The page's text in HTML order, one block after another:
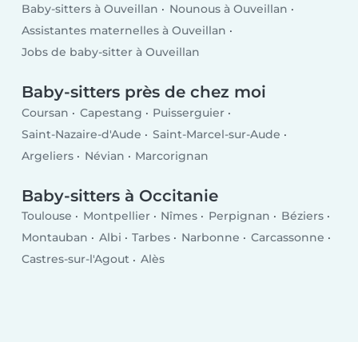
Baby-sitters à Ouveillan
Nounous à Ouveillan
Assistantes maternelles à Ouveillan
Jobs de baby-sitter à Ouveillan
Baby-sitters près de chez moi
Coursan Capestang
Puisserguier
Saint-Nazaire-d'Aude
Saint-Marcel-sur-Aude
Argeliers
Névian Marcorignan
Baby-sitters à Occitanie
Toulouse Montpellier Nîmes Perpignan
Béziers
Montauban
Albi Tarbes Narbonne
Carcassonne
Castres-sur-l'Agout
Alès